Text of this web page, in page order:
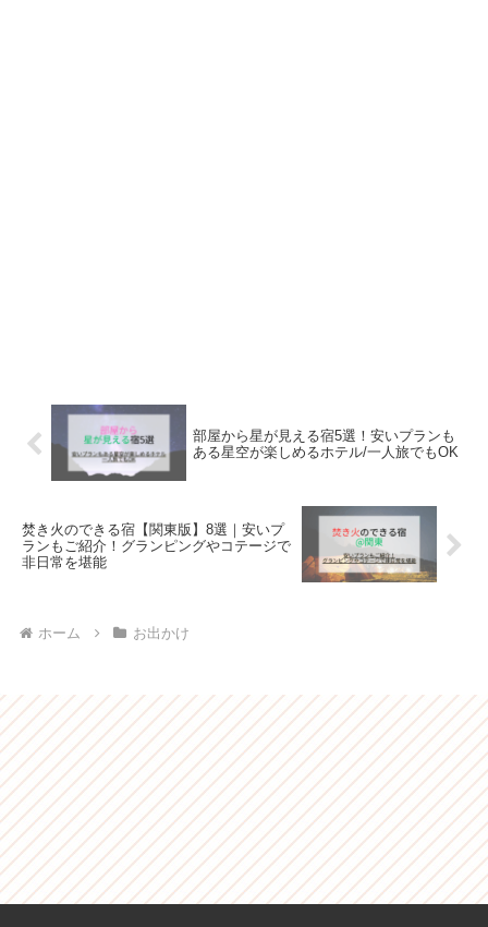
部屋から星が見える宿5選！安いプランも
ある星空が楽しめるホテル/一人旅でもOK
焚き火のできる宿【関東版】8選｜安いプ
ランもご紹介！グランピングやコテージで
非日常を堪能
ホーム お出かけ